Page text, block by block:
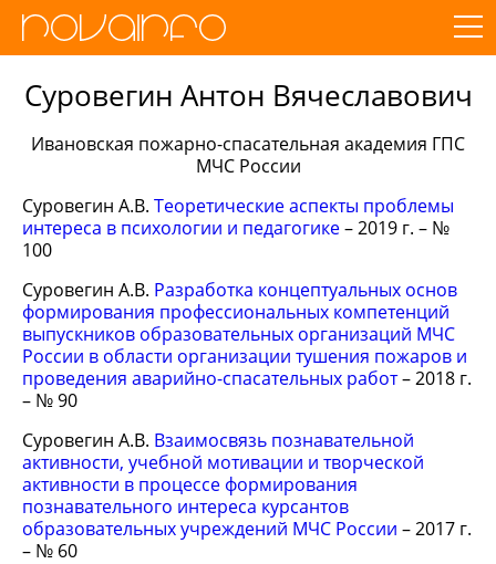
Суровегин Антон Вячеславович
Ивановская пожарно-спасательная академия ГПС
МЧС России
Суровегин А.В. Теоретические аспекты проблемы
интереса в психологии и педагогике– 2019 г. – №
100
Суровегин А.В. Разработка концептуальных основ
формирования профессиональных компетенций
выпускников образовательных организаций МЧС
России в области организации тушения пожаров и
проведения аварийно-спасательных работ– 2018 г.
– № 90
Суровегин А.В. Взаимосвязь познавательной
активности, учебной мотивации и творческой
активности в процессе формирования
познавательного интереса курсантов
образовательных учреждений МЧС России – 2017 г.
– № 60